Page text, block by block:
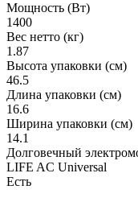
Мощность (Вт)
1400
Вес нетто (кг)
1.87
Высота упаковки (см)
46.5
Длина упаковки (см)
16.6
Ширина упаковки (см)
14.1
Долговечный
LIFE AC Universal
Есть